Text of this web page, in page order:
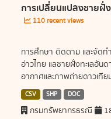
การเปลี่ยนแปลงชายฝั่ง
110 recent views
การศึกษา ติดตาม และจัดท
อ่าวไทย แลชายฝั่งทะเลอั
อากาศและภาพถ่ายดาวเทีย
CSV SHP DOC
กรมทรัพยากรธรณี